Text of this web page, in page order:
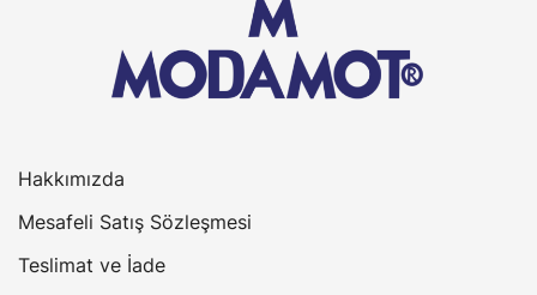
Hakkımızda
Mesafeli Satış Sözleşmesi
Teslimat ve İade